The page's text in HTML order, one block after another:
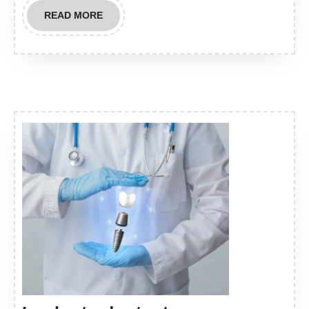
READ MOREREAD
MORE